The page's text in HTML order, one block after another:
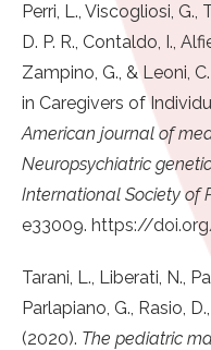
Perri, L., Viscogliosi, G.,
D. P. R., Contaldo, I.,
Zampino, G., & Leoni,
in Caregivers of
American journal of
Neuropsychiatric
International Society of
e33009. https://
Tarani, L., Liberati, N.,
Parlapiano, G., Rasio,
(2020). The pediatric